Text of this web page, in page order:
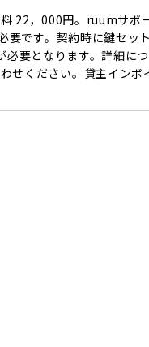
22，000円。ruumサポ
要です。契約時に鍵セット
要となります。詳細につ
せください。貸主インボ